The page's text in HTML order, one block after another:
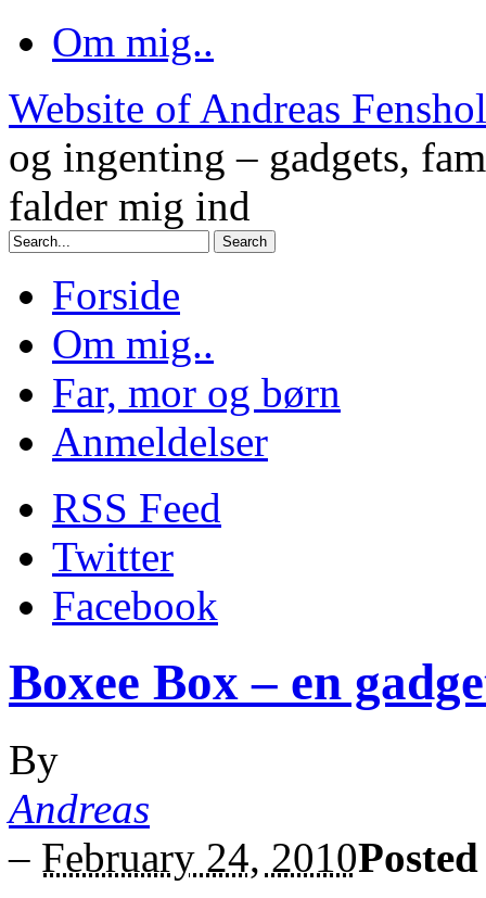
Om mig..
Website of Andreas
og ingenting – gadgets,
falder mig ind
Forside
Om mig..
Far, mor og børn
Anmeldelser
RSS Feed
Twitter
Facebook
Boxee Box – en
By
Andreas
– February 24, 2010